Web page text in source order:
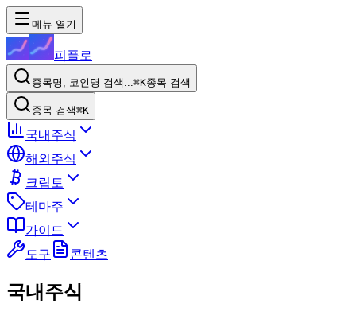
메뉴 열기
피플로
종목명, 코인명 검색...⌘K종목 검색
종목 검색⌘K
국내주식
해외주식
크립토
테마주
가이드
도구
콘텐츠
국내주식